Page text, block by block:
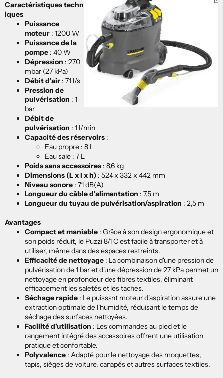
Caractéristiques techn
iques
Puissance
moteur : 1200 W
Puissance de la
pompe : 40 W
Dépression : 270
mbar (27 kPa)
Débit d'air : 71 l/s
Pression de
pulvérisation : 1
bar
Débit de
pulvérisation : 1 l/min
Capacité des réservoirs :
Eau propre : 8 L
Eau sale : 7 L
Poids sans accessoires : 8,6 kg
Dimensions (L x l x h) : 524 x 332 x 442 mm
Niveau sonore : 71 dB(A)
Longueur du câble d'alimentation : 7,5 m
Longueur du tuyau de pulvérisation/aspiration : 2,5 m
Avantages
Compact et maniable : Grâce à son design ergonomique et
son poids réduit, le Puzzi 8/1 C est facile à transporter et à
utiliser, même dans des espaces restreints.
Efficacité de nettoyage : La combinaison d'une pression de
pulvérisation de 1 bar et d'une dépression de 27 kPa permet un
nettoyage en profondeur des fibres textiles, éliminant
efficacement les saletés et les taches.
Séchage rapide : Le puissant moteur d'aspiration assure une
extraction optimale de l'humidité, réduisant le temps de
séchage des surfaces nettoyées.
Facilité d'utilisation : Les commandes au pied et le
rangement intégré des accessoires offrent une utilisation
pratique et confortable.
Polyvalence : Adapté pour le nettoyage des moquettes,
tapis, sièges de voiture, canapés et autres surfaces textiles.